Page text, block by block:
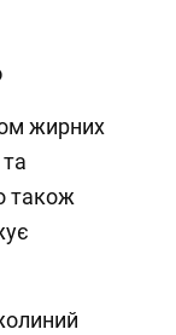
жирних
також